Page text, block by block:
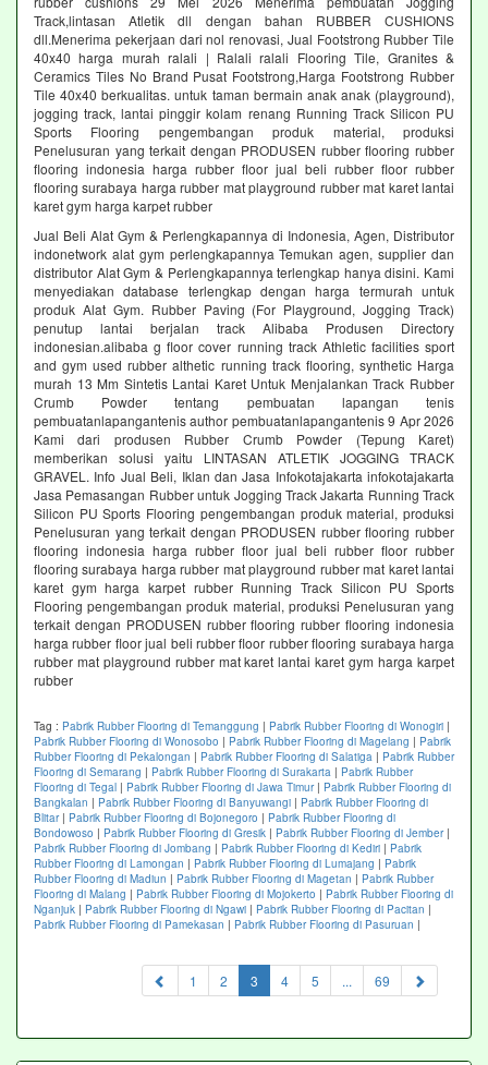
Track,lintasan Atletik dll dengan bahan RUBBER CUSHIONS
dll.Menerima pekerjaan dari nol renovasi, Jual Footstrong Rubber Tile
40x40 harga murah ralali | Ralali ralali Flooring Tile, Granites &
Ceramics Tiles No Brand Pusat Footstrong,Harga Footstrong Rubber
Tile 40x40 berkualitas. untuk taman bermain anak anak (playground),
jogging track, lantai pinggir kolam renang Running Track Silicon PU
Sports Flooring pengembangan produk material, produksi
Penelusuran yang terkait dengan PRODUSEN rubber flooring rubber
flooring indonesia harga rubber floor jual beli rubber floor rubber
flooring surabaya harga rubber mat playground rubber mat karet lantai
karet gym harga karpet rubber
Jual Beli Alat Gym & Perlengkapannya di Indonesia, Agen, Distributor
indonetwork alat gym perlengkapannya Temukan agen, supplier dan
distributor Alat Gym & Perlengkapannya terlengkap hanya disini. Kami
menyediakan database terlengkap dengan harga termurah untuk
produk Alat Gym. Rubber Paving (For Playground, Jogging Track)
penutup lantai berjalan track Alibaba Produsen Directory
indonesian.alibaba g floor cover running track Athletic facilities sport
and gym used rubber althetic running track flooring, synthetic Harga
murah 13 Mm Sintetis Lantai Karet Untuk Menjalankan Track Rubber
Crumb Powder tentang pembuatan lapangan tenis
pembuatanlapangantenis author pembuatanlapangantenis 9 Apr 2026
Kami dari produsen Rubber Crumb Powder (Tepung Karet)
memberikan solusi yaitu LINTASAN ATLETIK JOGGING TRACK
GRAVEL. Info Jual Beli, Iklan dan Jasa Infokotajakarta infokotajakarta
Jasa Pemasangan Rubber untuk Jogging Track Jakarta Running Track
Silicon PU Sports Flooring pengembangan produk material, produksi
Penelusuran yang terkait dengan PRODUSEN rubber flooring rubber
flooring indonesia harga rubber floor jual beli rubber floor rubber
flooring surabaya harga rubber mat playground rubber mat karet lantai
karet gym harga karpet rubber Running Track Silicon PU Sports
Flooring pengembangan produk material, produksi Penelusuran yang
terkait dengan PRODUSEN rubber flooring rubber flooring indonesia
harga rubber floor jual beli rubber floor rubber flooring surabaya harga
rubber mat playground rubber mat karet lantai karet gym harga karpet
rubber
Tag : Pabrik Rubber Flooring di Temanggung | Pabrik Rubber Flooring di Wonogiri |
Pabrik Rubber Flooring di Wonosobo | Pabrik Rubber Flooring di Magelang | Pabrik
Rubber Flooring di Pekalongan | Pabrik Rubber Flooring di Salatiga | Pabrik Rubber
Flooring di Semarang | Pabrik Rubber Flooring di Surakarta | Pabrik Rubber
Flooring di Tegal | Pabrik Rubber Flooring di Jawa Timur| Pabrik Rubber Flooring di
Bangkalan | Pabrik Rubber Flooring di Banyuwangi | Pabrik Rubber Flooring di
Blitar| Pabrik Rubber Flooring di Bojonegoro | Pabrik Rubber Flooring di
Bondowoso | Pabrik Rubber Flooring di Gresik | Pabrik Rubber Flooring di Jember|
Pabrik Rubber Flooring di Jombang | Pabrik Rubber Flooring di Kediri | Pabrik
Rubber Flooring di Lamongan | Pabrik Rubber Flooring di Lumajang | Pabrik
Rubber Flooring di Madiun | Pabrik Rubber Flooring di Magetan | Pabrik Rubber
Flooring di Malang | Pabrik Rubber Flooring di Mojokerto | Pabrik Rubber Flooring di
Nganjuk | Pabrik Rubber Flooring di Ngawi | Pabrik Rubber Flooring di Pacitan |
Pabrik Rubber Flooring di Pamekasan | Pabrik Rubber Flooring di Pasuruan |
1 2 3 (current)
4 5 ... 69